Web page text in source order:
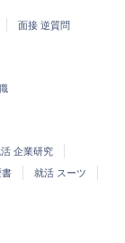
面接 逆質問
企業研究
書
就活 スーツ